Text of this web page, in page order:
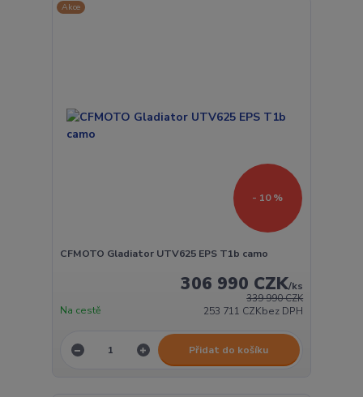
Akce
- 10 %
CFMOTO Gladiator UTV625 EPS T1b camo
339 990 CZK
306 990 CZK/ks
253 711 CZKbez DPH
Na cestě
Přidat do košíku